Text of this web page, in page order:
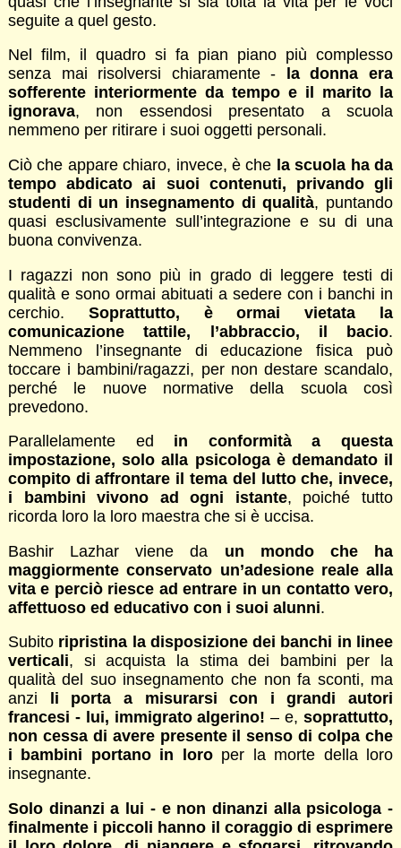
seguite a quel gesto.
Nel film, il quadro si fa pian piano più complesso
senza mai risolversi chiaramente -
la donna era
sofferente interiormente da tempo e il marito la
ignorava, non essendosi presentato a scuola
nemmeno per ritirare i suoi oggetti personali.
Ciò che appare chiaro, invece, è che la scuola ha da
tempo abdicato ai suoi contenuti, privando gli
studenti di un insegnamento di qualità, puntando
quasi esclusivamente sull’integrazione e su di una
buona convivenza.
I ragazzi non sono più in grado di leggere testi di
qualità e sono ormai abituati a sedere con i banchi in
cerchio. Soprattutto, è ormai vietata la
comunicazione tattile, l’abbraccio, il bacio.
Nemmeno l’insegnante di educazione fisica può
toccare i bambini/ragazzi, per non destare scandalo,
perché le nuove normative della scuola così
prevedono.
Parallelamente ed in conformità a questa
impostazione, solo alla psicologa è demandato il
compito di affrontare il tema del lutto che, invece,
i bambini vivono ad ogni istante, poiché tutto
ricorda loro la loro maestra che si è uccisa.
Bashir Lazhar viene da un mondo che ha
maggiormente conservato un’adesione reale alla
vita e perciò riesce ad entrare in un contatto vero,
affettuoso ed educativo con i suoi alunni.
Subito ripristina la disposizione dei banchi in linee
verticali, si acquista la stima dei bambini per la
qualità del suo insegnamento che non fa sconti, ma
anzi
li porta a misurarsi con i grandi autori
francesi - lui, immigrato algerino! – e,soprattutto,
non cessa di avere presente il senso di colpa che
i bambini portano in loro per la morte della loro
insegnante.
Solo dinanzi a lui - e non dinanzi alla psicologa -
finalmente i piccoli hanno il coraggio di esprimere